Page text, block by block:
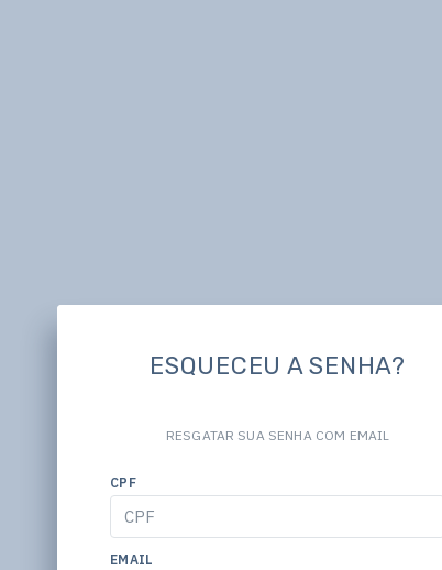
ESQUECEU A SENHA?
RESGATAR SUA SENHA COM EMAIL
CPF
EMAIL